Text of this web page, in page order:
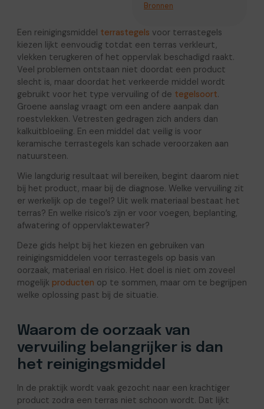
Bronnen
Een reinigingsmiddel terrastegels voor terrastegels
kiezen lijkt eenvoudig totdat een terras verkleurt,
vlekken terugkeren of het oppervlak beschadigd raakt.
Veel problemen ontstaan niet doordat een product
slecht is, maar doordat het verkeerde middel wordt
gebruikt voor het type vervuiling of de tegelsoort.
Groene aanslag vraagt om een andere aanpak dan
roestvlekken. Vetresten gedragen zich anders dan
kalkuitbloeiing. En een middel dat veilig is voor
keramische terrastegels kan schade veroorzaken aan
natuursteen.
Wie langdurig resultaat wil bereiken, begint daarom niet
bij het product, maar bij de diagnose. Welke vervuiling zit
er werkelijk op de tegel? Uit welk materiaal bestaat het
terras? En welke risico’s zijn er voor voegen, beplanting,
afwatering of oppervlaktewater?
Deze gids helpt bij het kiezen en gebruiken van
reinigingsmiddelen voor terrastegels op basis van
oorzaak, materiaal en risico. Het doel is niet om zoveel
mogelijk producten op te sommen, maar om te begrijpen
welke oplossing past bij de situatie.
Waarom de oorzaak van
vervuiling belangrijker is dan
het reinigingsmiddel
In de praktijk wordt vaak gezocht naar een krachtiger
product zodra een terras niet schoon wordt. Dat lijkt